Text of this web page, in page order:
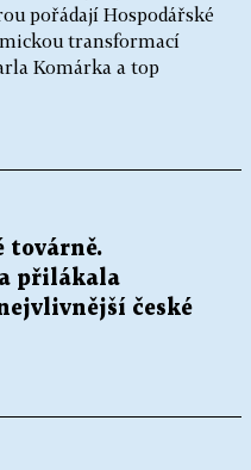
pořádají Hospodářské
transformací
Komárka a top
továrně.
přilákala
české